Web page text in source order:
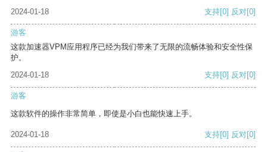
2024-01-18
支持[0] 反对[0]
游客
这款加速器VPM应用程序已经为我们带来了无限的流畅体验和安全性保
护。
2024-01-18
支持[0] 反对[0]
游客
这款软件的操作非常简单，即使是小白也能快速上手。
2024-01-18 支持[0] 反对[0]